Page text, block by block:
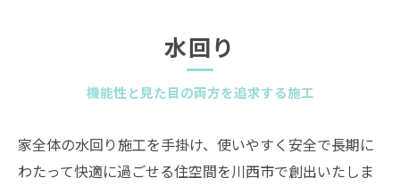
水回り
機能性と見た目の両方を追求する施工
家全体の水回り施工を手掛け、使いやすく安全で長期に
わたって快適に過ごせる住空間を川西市で創出いたしま